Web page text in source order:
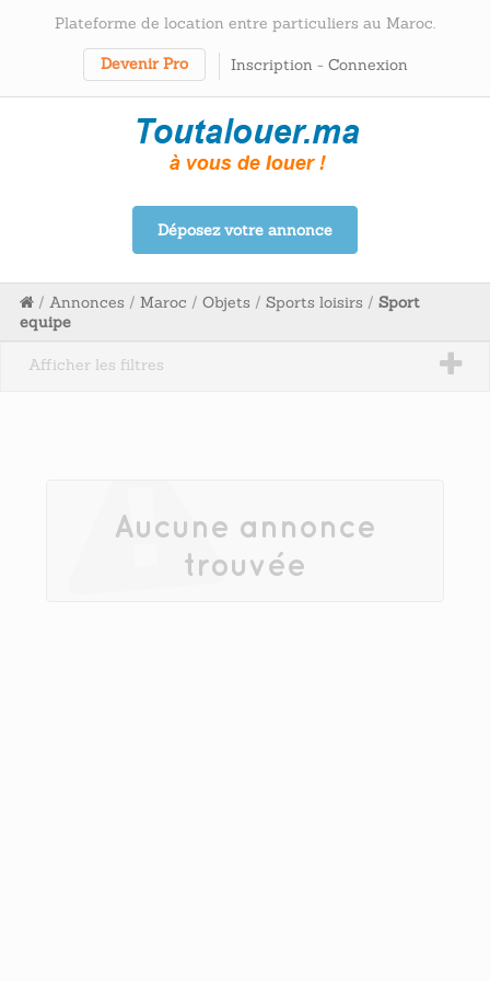
Plateforme de location entre particuliers au Maroc.
Devenir Pro Inscription - Connexion
Déposez votre annonce
/ Annonces / Maroc / Objets / Sports loisirs / Sport
equipe
Afficher les filtres
Aucune annonce
trouvée